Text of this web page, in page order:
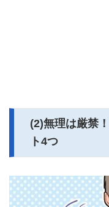
(2)無理は厳禁
ト4つ